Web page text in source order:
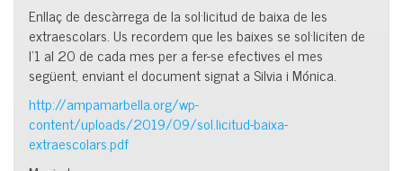
Enllaç de descàrrega de la sol·licitud de baixa de les
extraescolars. Us recordem que les baixes se sol·liciten de
l’1 al 20 de cada mes per a fer-se efectives el mes
següent, enviant el document signat a Silvia i Mónica.
http://ampamarbella.org/wp-
content/uploads/2019/09/sol.licitud-baixa-
extraescolars.pdf